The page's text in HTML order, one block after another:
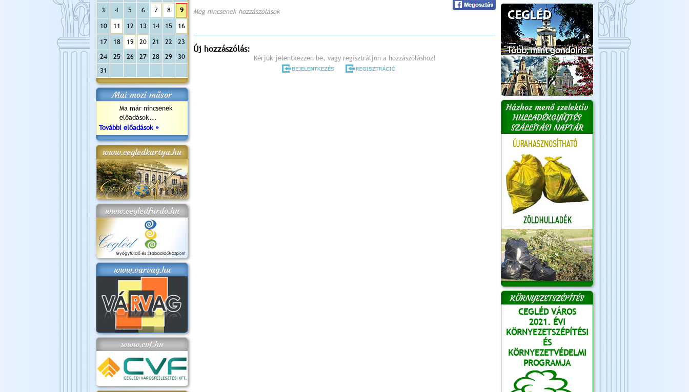
3
4 5 6 7 8 9
10 11 12 13 14 15 16
17 18 19 20 21 22
23
24
25 26 27 28 29
30
31
Mai mozi műsor
Ma már nincsenek
előadások...
További előadások »
www.cegledkartya.hu
www.cegledfurdo.hu
www.varvag.hu
www.cvf.hu
Még nincsenek hozzászólások
Új hozzászólás:
Kérjük jelentkezzen be, vagy regisztráljon a hozzászóláshoz!
Házhoz menő szelektív
HULLADÉKGYŰJTÉS
SZÁLLÍTÁSI NAPTÁR
KÖRNYEZETSZÉPÍTÉS
CEGLÉD VÁROS
2021. ÉVI
KÖRNYEZETSZÉPÍTÉSI
ÉS
KÖRNYEZETVÉDELMI
PROGRAMJA